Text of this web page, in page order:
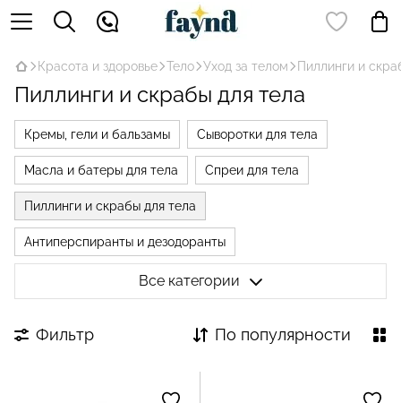
Красота и здоровье Тело Уход за телом Пиллинги и
Пиллинги и скрабы для тела
Кремы, гели и бальзамы Сыворотки для тела
Масла и батеры для тела Спреи для тела
Пиллинги и скрабы для тела
Антиперспиранты и дезодоранты
Антицеллюлитные средства
Все категории
Фильтр По популярности